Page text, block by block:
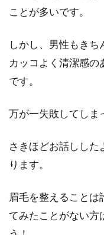
ことが多いです。
しかし、男性もきち
カッコよく清潔感
です。
万が一失敗してしま
さきほどお話しした
ります。
眉毛を整えることは
てみたことがない方